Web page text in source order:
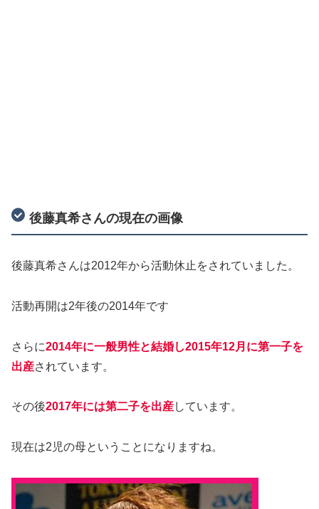
後藤真希さんの現在の画像
後藤真希さんは2012年から活動休止をされていました。
活動再開は2年後の2014年です
さらに2014年に一般男性と結婚し2015年12月に第一子を
出産されています。
その後2017年には第二子を出産しています。
現在は2児の母ということになりますね。